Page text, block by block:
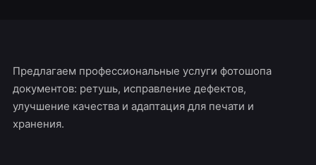
Предлагаем профессиональные услуги фотошопа
документов: ретушь, исправление дефектов,
улучшение качества и адаптация для печати и
хранения.